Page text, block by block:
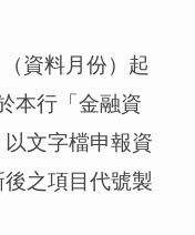
資料月份）起
本行「金融資
文字檔申報資
之項目代號製